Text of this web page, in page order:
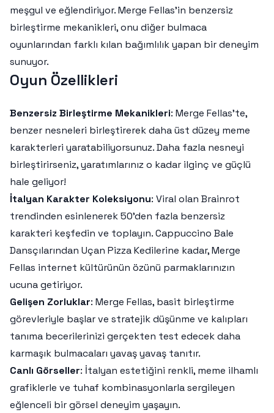
meşgul ve eğlendiriyor. Merge Fellas'in benzersiz
birleştirme mekanikleri, onu diğer bulmaca
oyunlarından farklı kılan bağımlılık yapan bir deneyim
sunuyor.
Oyun Özellikleri
Benzersiz Birleştirme Mekanikleri: Merge Fellas’te,
benzer nesneleri birleştirerek daha üst düzey meme
karakterleri yaratabiliyorsunuz. Daha fazla nesneyi
birleştirirseniz, yaratımlarınız o kadar ilginç ve güçlü
hale geliyor!
İtalyan Karakter Koleksiyonu: Viral olan Brainrot
trendinden esinlenerek 50’den fazla benzersiz
karakteri keşfedin ve toplayın. Cappuccino Bale
Dansçılarından Uçan Pizza Kedilerine kadar, Merge
Fellas internet kültürünün özünü parmaklarınızın
ucuna getiriyor.
Gelişen Zorluklar: Merge Fellas, basit birleştirme
görevleriyle başlar ve stratejik düşünme ve kalıpları
tanıma becerilerinizi gerçekten test edecek daha
karmaşık bulmacaları yavaş yavaş tanıtır.
Canlı Görseller: İtalyan estetiğini renkli, meme ilhamlı
grafiklerle ve tuhaf kombinasyonlarla sergileyen
eğlenceli bir görsel deneyim yaşayın.